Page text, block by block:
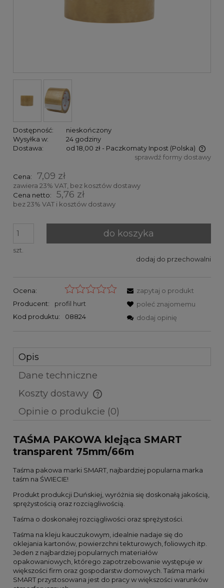
Dostępność:
nieskończony
Wysyłka w:
24 godziny
Dostawa:
od 18,00 zł - Paczkomaty Inpost (Polska)
Cena nie zawiera ewentualnych kosztów płatności
sprawdź formy dostawy
Cena: 7,09 zł
zawiera 23% VAT, bez kosztów dostawy
Cena netto:
5,76 zł
bez 23% VAT i kosztów dostawy
szt.
do koszyka
dodaj do przechowalni
Ocena:
Producent:
profil hurt
Kod produktu:
08824
zapytaj o produkt
poleć znajomemu
dodaj opinię
Opis
Dane techniczne
Koszty dostawy
Cena nie zawiera ewentualnych kosztów płatności
Opinie o produkcie (0)
TAŚMA PAKOWA klejąca SMART
transparent 75mm/66m
Taśma pakowa marki SMART, najbardziej popularna marka
taśm na ŚWIECIE!
Produkt produkcji Duńskiej, wyróżnia się doskonałą jakością,
sprężystością oraz rozciągliwością.
Taśma o doskonałej rozciągliwości oraz sprężystości.
Taśma na kleju kauczukowym, idealnie nadaje się do
oklejania kartonów, powierzchni tekturowych, foliowych itp.
Jeden z najbardziej popularnych materiałów
opakowaniowych, którego zapotrzebowanie występuje w
większości firm oraz gospodarstw domowych. Taśma marki
SMART przystosowana jest do pracy w większości warunków